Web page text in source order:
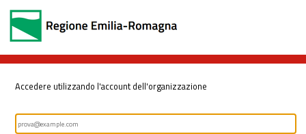
Accedere utilizzando l'account dell'organizzazione